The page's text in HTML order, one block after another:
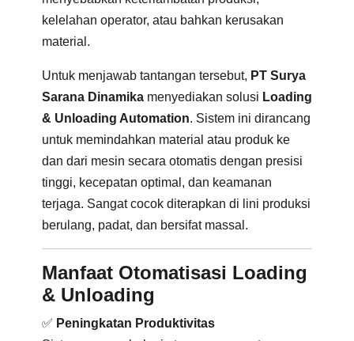
kelelahan operator, atau bahkan kerusakan
material.
Untuk menjawab tantangan tersebut, PT Surya
Sarana Dinamika menyediakan solusi Loading
& Unloading Automation. Sistem ini dirancang
untuk memindahkan material atau produk ke
dan dari mesin secara otomatis dengan presisi
tinggi, kecepatan optimal, dan keamanan
terjaga. Sangat cocok diterapkan di lini produksi
berulang, padat, dan bersifat massal.
Manfaat Otomatisasi Loading
& Unloading
✅ Peningkatan Produktivitas